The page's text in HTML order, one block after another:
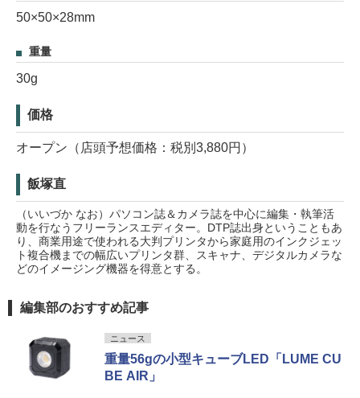
50×50×28mm
重量
30g
価格
オープン（店頭予想価格：税別3,880円）
飯塚直
（いいづか なお）パソコン誌＆カメラ誌を中心に編集・執筆活
動を行なうフリーランスエディター。DTP誌出身ということもあ
り、商業用途で使われる大判プリンタから家庭用のインクジェッ
ト複合機までの幅広いプリンタ群、スキャナ、デジタルカメラな
どのイメージング機器を得意とする。
編集部のおすすめ記事
ニュース
重量56gの小型キューブLED「LUME CU
BE AIR」